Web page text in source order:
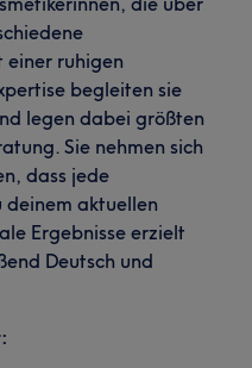
einer ruhigen
begleiten sie
legen dabei größten
Sie nehmen sich
dass jede
aktuellen
Ergebnisse erzielt
Deutsch und